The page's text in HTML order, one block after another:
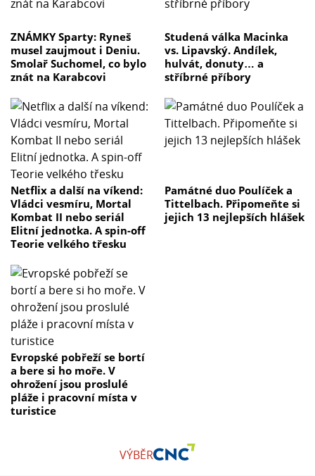
ZNÁMKY Sparty: Ryneš
musel zaujmout i Deniu.
Smolař Suchomel, co bylo
znát na Karabcovi
Studená válka Macinka
vs. Lipavský. Andílek,
hulvát, donuty… a
stříbrné příbory
Netflix a další na víkend:
Vládci vesmíru, Mortal
Kombat II nebo seriál
Elitní jednotka. A spin-off
Teorie velkého třesku
Památné duo Poulíček a
Tittelbach. Připomeňte si
jejich 13 nejlepších hlášek
Evropské pobřeží se bortí
a bere si ho moře. V
ohrožení jsou proslulé
pláže i pracovní místa v
turistice
VÝBĚR